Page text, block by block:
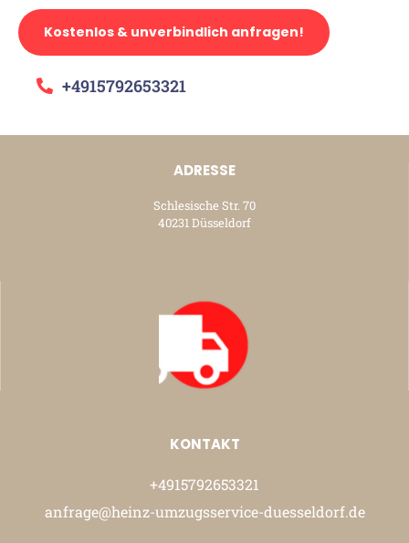
Kostenlos & unverbindlich anfragen!
+4915792653321
ADRESSE
Schlesische Str. 70
40231 Düsseldorf
KONTAKT
+4915792653321
anfrage@heinz-umzugsservice-duesseldorf.de